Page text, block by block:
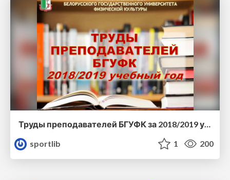
Труды преподавателей БГУФК за 2018/2019 учебный год
sportlib
1 200